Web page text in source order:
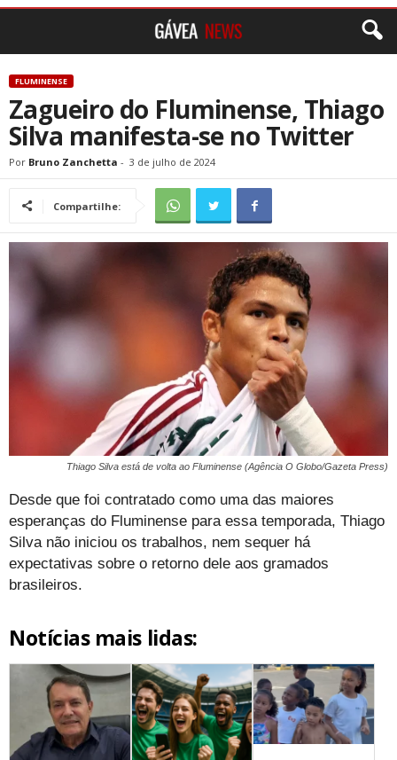
FLUMINENSE
Zagueiro do Fluminense, Thiago
Silva manifesta-se no Twitter
Por Bruno Zanchetta - 3 de julho de 2024
Compartilhe:
Thiago Silva está de volta ao Fluminense (Agência O Globo/Gazeta Press)
Desde que foi contratado como uma das maiores
esperanças do Fluminense para essa temporada, Thiago
Silva não iniciou os trabalhos, nem sequer há
expectativas sobre o retorno dele aos gramados
brasileiros.
Notícias mais lidas: